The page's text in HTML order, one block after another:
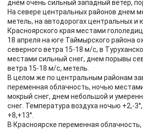
днём очень сильный западный ветер,
На севере центральных районов днем
метель, на автодорогах центральных и
Красноярского края местами
18 апреля на юге Таймырского района
северного ветра 15-18 м/с, в
местами сильный снег, днем порывы
ветра 15-18 м/с, метель.
В целом же по центральным районам
переменная облачность, ночью
мокрый снег, днем небольшой и
снег. Температура воздуха ночью +2,-
+8,+13°.
В Красноярске переменная